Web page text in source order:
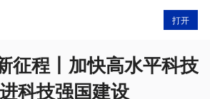
打开
征程丨加快高水平科技
科技强国建设